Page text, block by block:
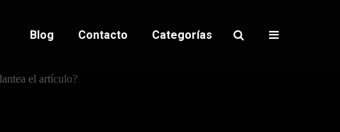
Blog Contacto Categorías